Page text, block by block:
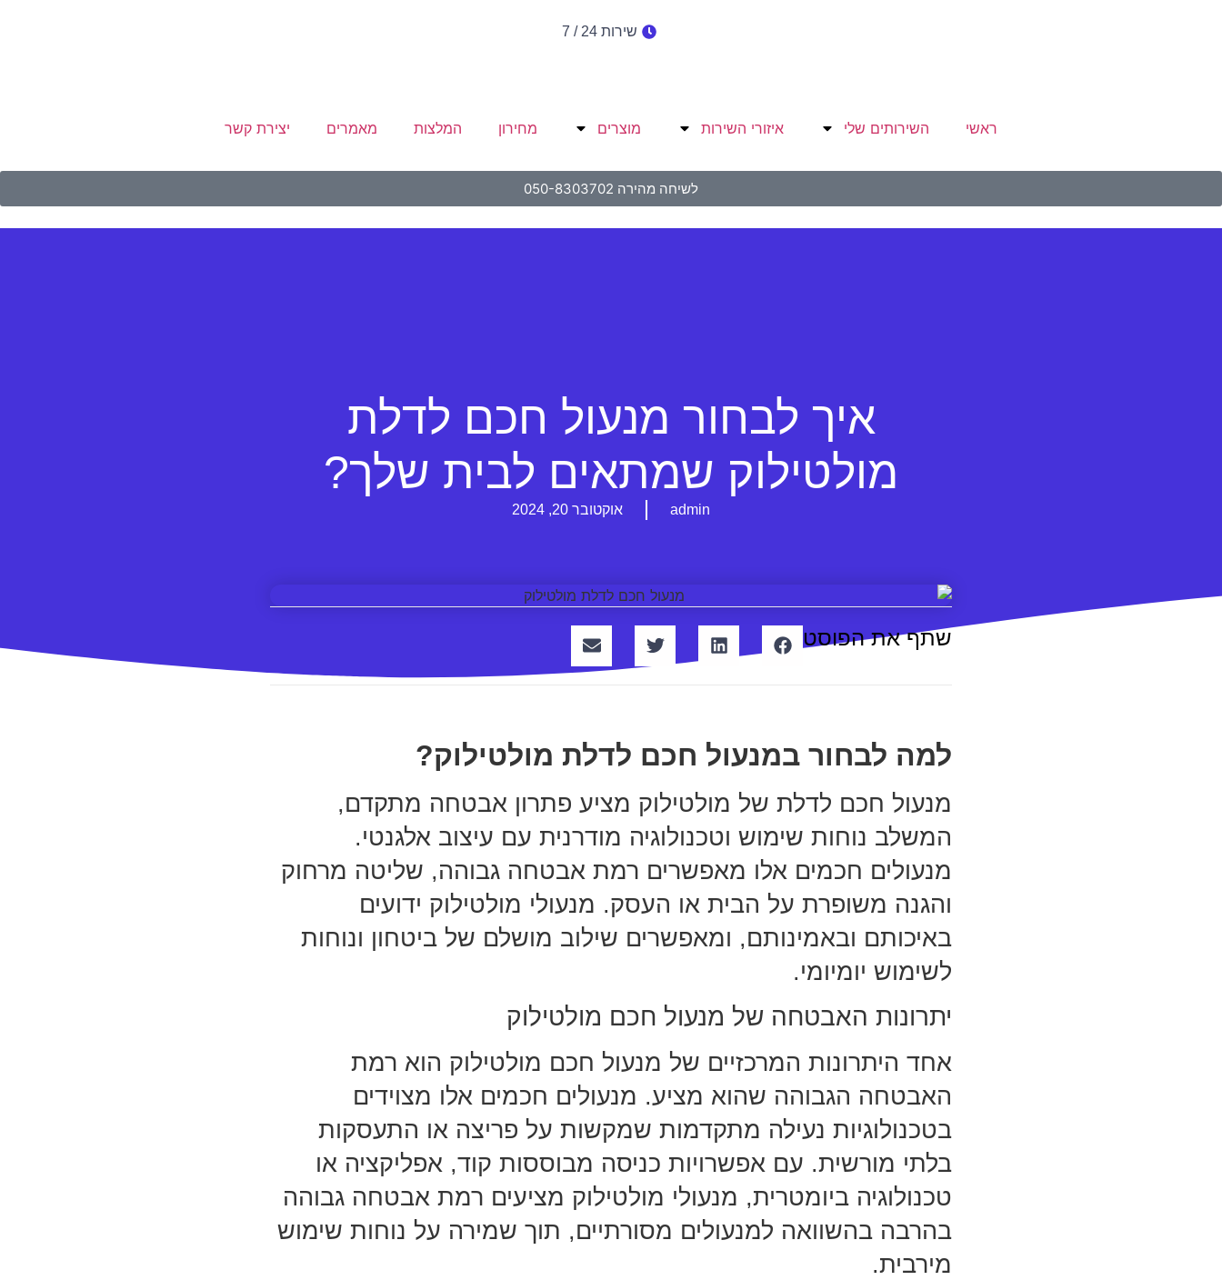
שירות 24 / 7
ראשי השירותים שלי איזורי השירות מוצרים מחירון המלצות מאמרים יצירת קשר
לשיחה מהירה 050-8303702
איך לבחור מנעול חכם לדלת
מולטילוק שמתאים לבית שלך?
admin אוקטובר 20, 2024
שתף את הפוסט
למה לבחור במנעול חכם לדלת מולטילוק?
מנעול חכם לדלת של מולטילוק מציע פתרון אבטחה מתקדם,
המשלב נוחות שימוש וטכנולוגיה מודרנית עם עיצוב אלגנטי.
מנעולים חכמים אלו מאפשרים רמת אבטחה גבוהה, שליטה מרחוק
והגנה משופרת על הבית או העסק. מנעולי מולטילוק ידועים
באיכותם ובאמינותם, ומאפשרים שילוב מושלם של ביטחון ונוחות
לשימוש יומיומי.
יתרונות האבטחה של מנעול חכם מולטילוק
אחד היתרונות המרכזיים של מנעול חכם מולטילוק הוא רמת
האבטחה הגבוהה שהוא מציע. מנעולים חכמים אלו מצוידים
בטכנולוגיות נעילה מתקדמות שמקשות על פריצה או התעסקות
בלתי מורשית. עם אפשרויות כניסה מבוססות קוד, אפליקציה או
טכנולוגיה ביומטרית, מנעולי מולטילוק מציעים רמת אבטחה גבוהה
בהרבה בהשוואה למנעולים מסורתיים, תוך שמירה על נוחות שימוש
מירבית.